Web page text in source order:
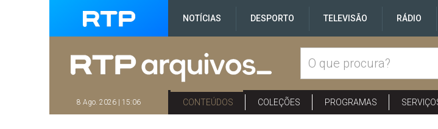
NOTÍCIAS DESPORTO TELEVISÃO RÁDIO
8 Ago. 2026 | 15:06 CONTEÚDOS COLEÇÕES PROGRAMAS